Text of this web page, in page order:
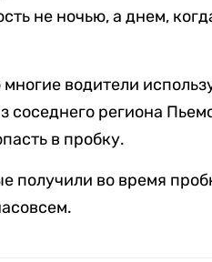
не ночью, а днем,
водители
соседнего региона
в пробку.
получили во время